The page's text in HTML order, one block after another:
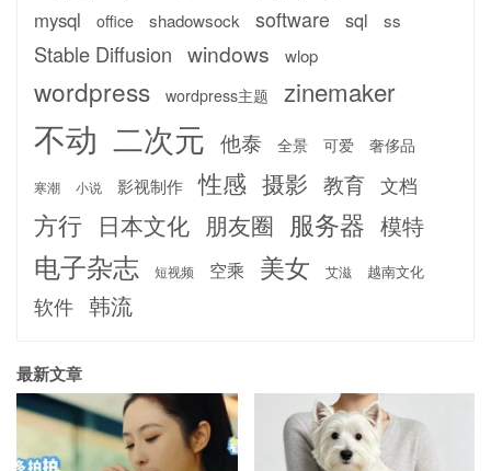
mysql office shadowsock software sql ss
Stable Diffusion windows wlop
wordpress wordpress主题 zinemaker
不动 二次元 他泰 全景 可爱 奢侈品
寒潮 小说 影视制作 性感 摄影 教育 文档
方行 日本文化 朋友圈 服务器 模特
电子杂志 短视频 空乘 美女 艾滋 越南文化
软件 韩流
最新文章